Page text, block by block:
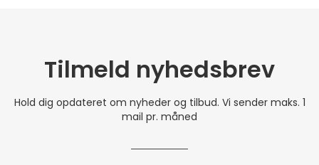
Tilmeld nyhedsbrev
Hold dig opdateret om nyheder og tilbud. Vi sender maks. 1
mail pr. måned